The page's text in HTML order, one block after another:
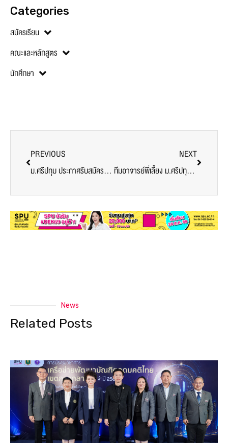
Categories
สมัครเรียน
คณะและหลักสูตร
นักศึกษา
PREVIOUS
ม.ศรีปทุม ประกาศรับสมัคร อาจารย์และเจ้าหน้าที่ หลายอัตรา เพื่อร่วมเป็นส่วนหนึ่งในการพัฒนาการศึกษาไปด้วยกัน
NEXT
ทีมอาจารย์พี่เลี้ยง ม.ศรีปทุม ส่งต่อความรู้คณะครู นักเรียน ร.ร.บางบัว ในกิจกรรมโครงการการพัฒนาเอกลักษณ์บรรจุภัณฑ์ผลิตภัณฑ์เบเกอรี่เพื่อการสร้างรายได้
News
Related Posts